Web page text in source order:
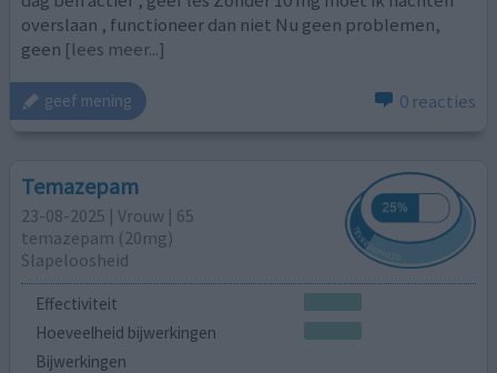
overslaan , functioneer dan niet Nu geen problemen,
geen [lees meer...]
geef mening 0 reacties
Temazepam
23-08-2025 | Vrouw | 65
temazepam (20mg)
Slapeloosheid
Effectiviteit
Hoeveelheid bijwerkingen
Bijwerkingen